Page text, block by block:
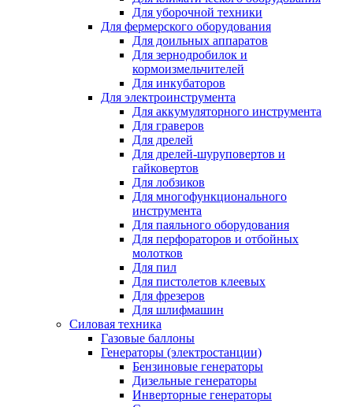
Для уборочной техники
Для фермерского оборудования
Для доильных аппаратов
Для зернодробилок и
кормоизмельчителей
Для инкубаторов
Для электроинструмента
Для аккумуляторного инструмента
Для граверов
Для дрелей
Для дрелей-шуруповертов и
гайковертов
Для лобзиков
Для многофункционального
инструмента
Для паяльного оборудования
Для перфораторов и отбойных
молотков
Для пил
Для пистолетов клеевых
Для фрезеров
Для шлифмашин
Силовая техника
Газовые баллоны
Генераторы (электростанции)
Бензиновые генераторы
Дизельные генераторы
Инверторные генераторы